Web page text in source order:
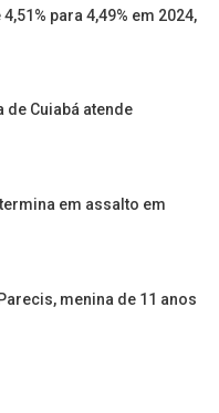
para 4,49% em 2024,
de Cuiabá atende
em assalto em
menina de 11 anos